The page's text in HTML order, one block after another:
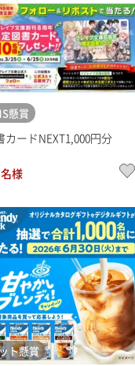
懸賞
カードNEXT1,000円分
名様
ト懸賞